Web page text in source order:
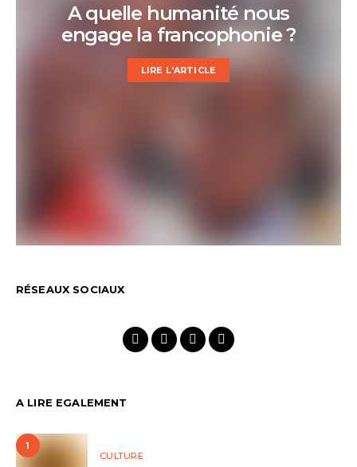
A quelle humanité nous
engage la francophonie ?
LIRE L'ARTICLE
RÉSEAUX SOCIAUX
A LIRE EGALEMENT
1
CULTURE